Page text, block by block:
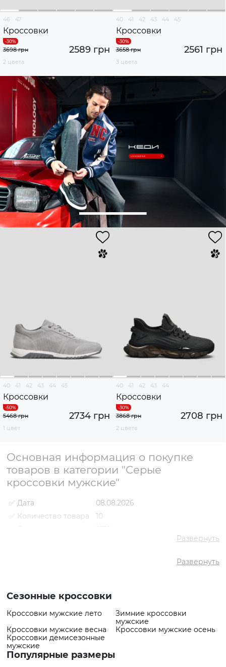
Сезонные кроссовки
Кроссовки мужские лето
Зимние кроссовки
мужские
Кроссовки мужские весна
Кроссовки мужские осень
Кроссовки демисезонные
мужские
Популярные размеры
46 47
Кроссовки
2589 грн
3698 грн
2 цвета
40 41 42 43 44 45
Кроссовки
2561 грн
3658 грн
3 цвета
40 41 42 43 44 45
Кроссовки
2734 грн
5468 грн
1 цвет
40 41 42 43 44
Кроссовки
2708 грн
3868 грн
2 цвета
Основная информация о покупке
товаров в категории "Серые
кроссовки мужские"
✅ Дата
08.08.2026
✅ Количество товара
10
товар
- 2561 грн
Развернуть
Развернуть